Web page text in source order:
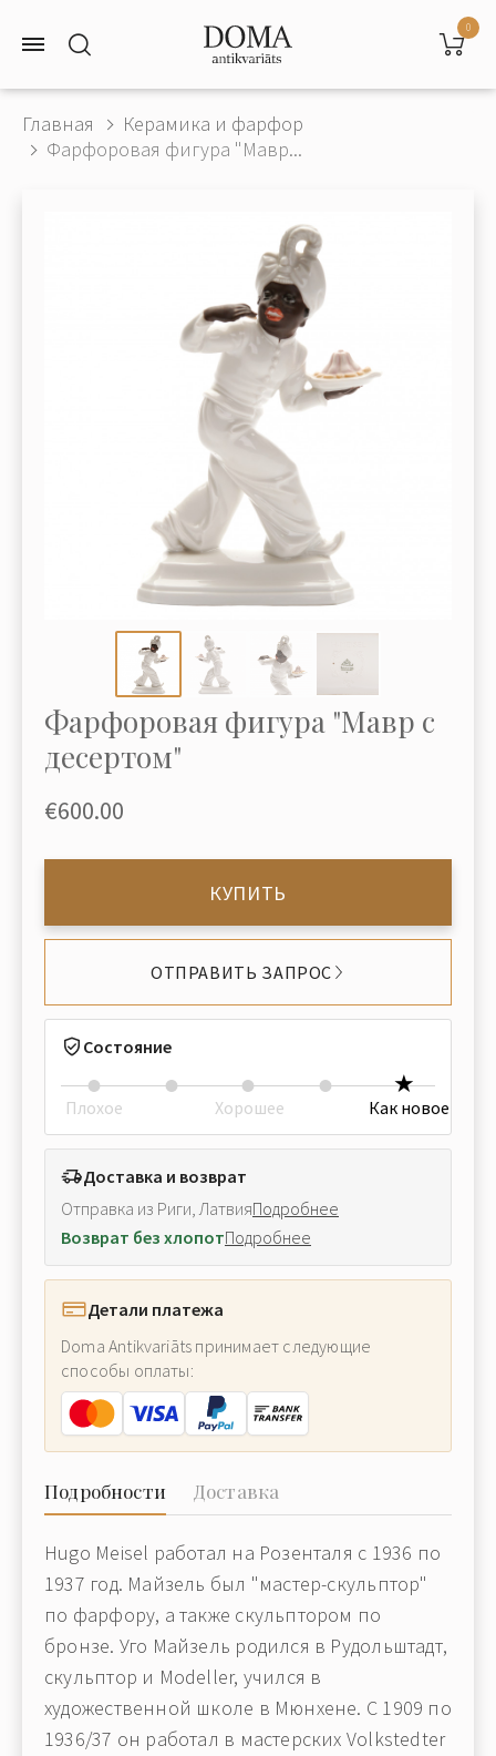
0
Главная
Керамика и фарфор
Фарфоровая фигура "Мавр...
Фарфоровая фигура "Мавр с
десертом"
€600.00
КУПИТЬ
ОТПРАВИТЬ ЗАПРОС
Состояние
Плохое Хорошее Как новое
Доставка и возврат
Отправка из Риги, ЛатвияПодробнее
Возврат без хлопотПодробнее
Детали платежа
Doma Antikvariāts принимает следующие
способы оплаты:
Подробности Доставка
Hugo Meisel работал на Розенталя с 1936 по
1937 год. Майзель был "мастер-скульптор"
по фарфору, а также скульптором по
бронзе. Уго Майзель родился в Рудольштадт,
скульптор и Modeller, учился в
художественной школе в Мюнхене. С 1909 по
1936/37 он работал в мастерских Volkstedter